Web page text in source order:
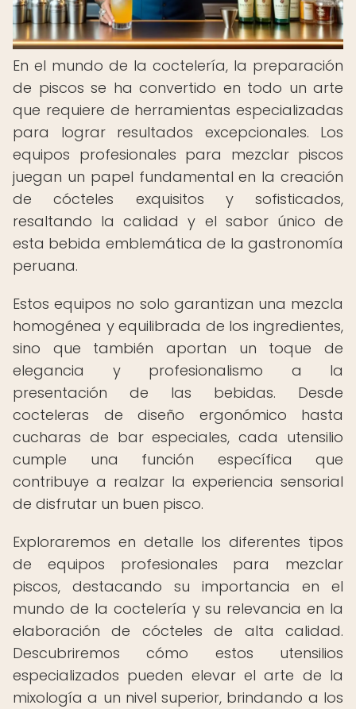
En el mundo de la coctelería, la preparación
de piscos se ha convertido en todo un arte
que requiere de herramientas especializadas
para lograr resultados excepcionales. Los
equipos profesionales para mezclar piscos
juegan un papel fundamental en la creación
de cócteles exquisitos y sofisticados,
resaltando la calidad y el sabor único de
esta bebida emblemática de la gastronomía
peruana.
Estos equipos no solo garantizan una mezcla
homogénea y equilibrada de los ingredientes,
sino que también aportan un toque de
elegancia y profesionalismo a la
presentación de las bebidas. Desde
cocteleras de diseño ergonómico hasta
cucharas de bar especiales, cada utensilio
cumple una función específica que
contribuye a realzar la experiencia sensorial
de disfrutar un buen pisco.
Exploraremos en detalle los diferentes tipos
de equipos profesionales para mezclar
piscos, destacando su importancia en el
mundo de la coctelería y su relevancia en la
elaboración de cócteles de alta calidad.
Descubriremos cómo estos utensilios
especializados pueden elevar el arte de la
mixología a un nivel superior, brindando a los